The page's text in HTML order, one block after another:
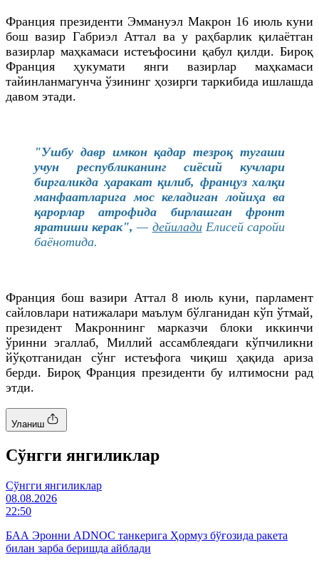
Франция президенти Эммануэл Макрон 16 июль куни
бош вазир Габриэл Аттал ва у раҳбарлик қилаётган
вазирлар маҳкамаси истеъфосини қабул қилди. Бироқ
Франция ҳукумати янги вазирлар маҳкамаси
тайинланмагунча ўзининг ҳозирги таркибида ишлашда
давом этади.
"Ушбу давр имкон қадар тезроқ тугаши
учун республиканинг сиёсий кучлари
биргаликда ҳаракат қилиб, француз халқи
манфаатларига мос келадиган лойиҳа ва
қарорлар атрофида бирлашган фронт
яратиши керак",— дейилади Елисейсаройи
баёнотида.
Франция бош вазири Аттал8 июль куни, парламент
сайловлари натижалари маълум бўлганидан кўп ўтмай,
президент Макроннинг марказчиблоки иккинчи
ўринни эгаллаб, Миллий ассамблеядаги кўпчиликни
йўқотганидан сўнг истеъфога чиқиш ҳақида ариза
берди. Бироқ Франция президенти бу илтимосни рад
этди.
Уланиш
Cўнгги янгиликлар
Cўнгги янгиликлар
08.08.2026
22:50
БАА Эронни ADNOC танкерига Ҳормуз бўғозида ракета
билан зарба беришда айблади